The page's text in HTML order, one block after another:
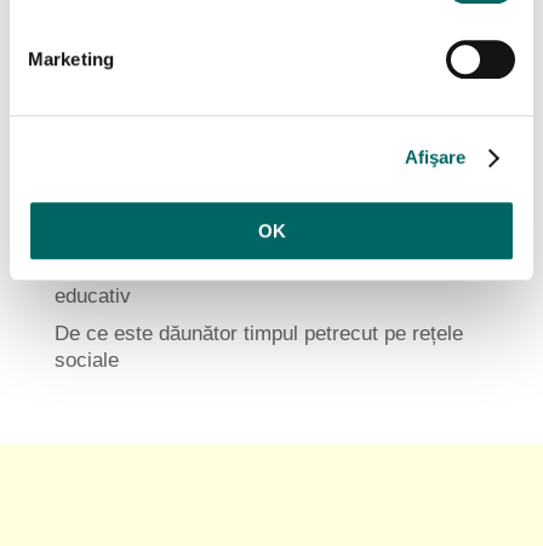
Marketing
Afişare
OK
De ce e benefic să folosești tehnologia alături
Deficitul de transfer – ce este și cum îl
educativ
De ce este dăunător timpul petrecut pe rețele
sociale